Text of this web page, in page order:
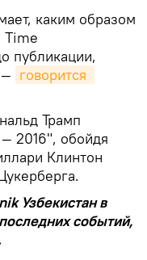
каким образом
Time
публикации,
Трамп
2016", обойдя
Клинтон
Узбекистан в
событий,